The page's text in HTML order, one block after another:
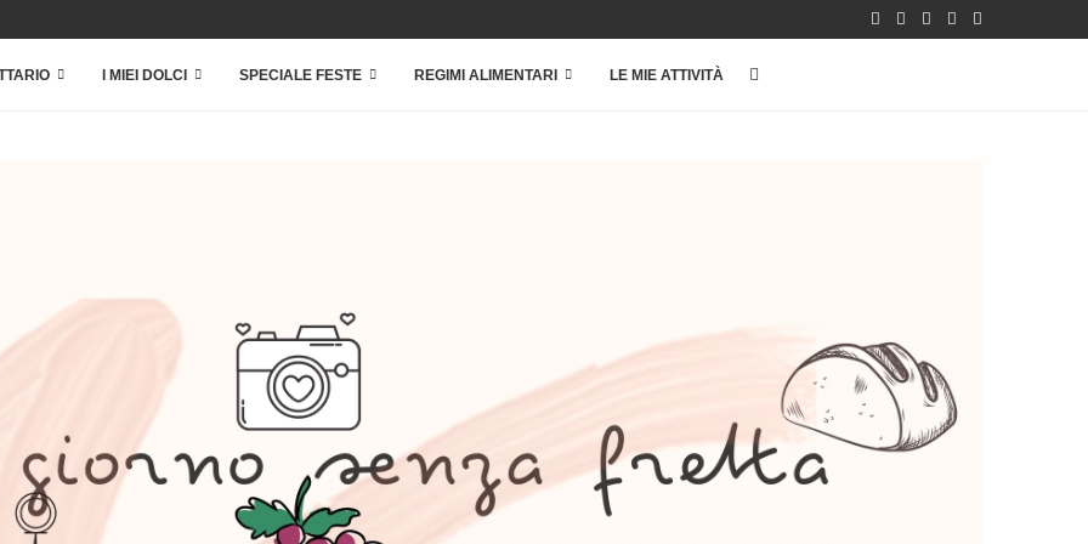
I MIEI DOLCI SPECIALE FESTE REGIMI ALIMENTARI LE MIE ATTIVITÀ